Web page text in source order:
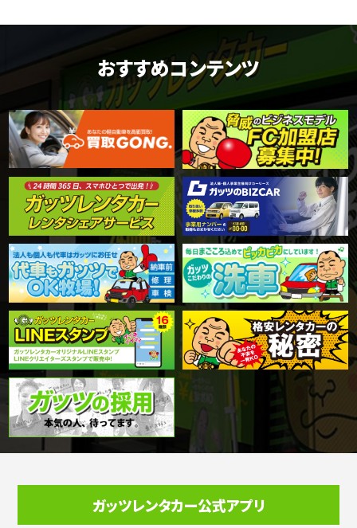
おすすめコンテンツ
ガッツレンタカー公式アプリ